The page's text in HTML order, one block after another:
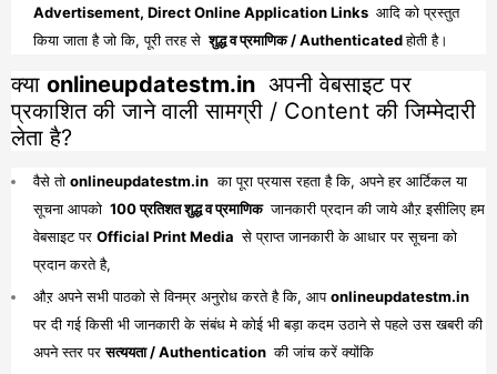
Advertisement, Direct Online Application Links आदि को प्रस्तुत
किया जाता है जो कि, पूरी तरह से शुद्ध व प्रमाणिक / Authenticatedहोती है।
क्या onlineupdatestm.in अपनी वेबसाइट पर
प्रकाशित की जाने वाली सामग्री / Content की जिम्मेदारी
लेता है?
वैसे तो onlineupdatestm.in का पूरा प्रयास रहता है कि, अपने हर आर्टिकल या
सूचना आपको 100 प्रतिशत शुद्ध व प्रमाणिक जानकारी प्रदान की जाये औऱ इसीलिए हम
वेबसाइट पर Official Print Media से प्राप्त जानकारी के आधार पर सूचना को
प्रदान करते है,
औऱ अपने सभी पाठको से विनम्र अनुरोध करते है कि, आपonlineupdatestm.in
पर दी गई किसी भी जानकारी के संबंध मे कोई भी बड़ा कदम उठाने से पहले उस खबरी की
अपने स्तर परसत्ययता / Authentication की जांच करें क्योंकि